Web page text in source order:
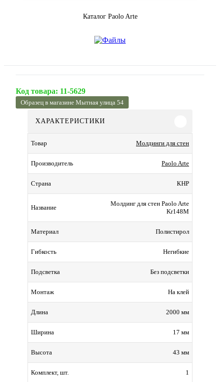
Каталог Paolo Arte
Код товара: 11-5629
Образец в магазине Мытная улица 54
ХАРАКТЕРИСТИКИ
Товар Молдинги для стен
Производитель Paolo Arte
Страна КНР
Название
Молдинг для стен Paolo Arte
Kr148M
Материал Полистирол
Гибкость Негибкие
Подсветка Без подсветки
Монтаж На клей
Длина 2000 мм
Ширина 17 мм
Высота 43 мм
Комплект, шт. 1